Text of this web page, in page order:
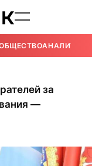
АНАЛИТИКА
за
—